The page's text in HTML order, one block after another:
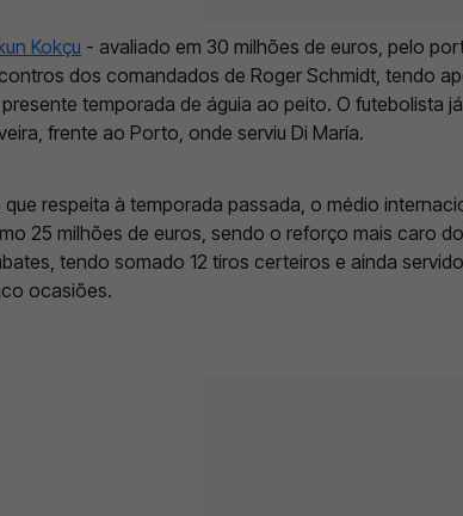
Kokçu - avaliado em 30 milhões de euros, pelo
dos comandados de Roger Schmidt, tendo
temporada de águia ao peito. O futebolista
frente ao Porto, onde serviu Di María.
que respeita à temporada passada, o médio
25 milhões de euros, sendo o reforço mais caro
tendo somado 12 tiros certeiros e ainda
ocasiões.